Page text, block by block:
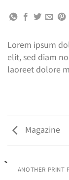
Lorem ipsum
elit, sed diam
laoreet dolore
Magazine
ANOTHER PRINT